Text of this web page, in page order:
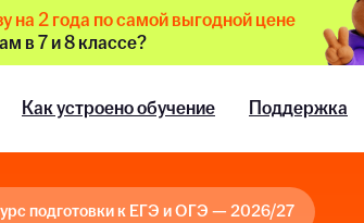
на 2 года по самой выгодной цене
в 7 и 8 классе?
Как устроено обучение Поддержка
подготовки к ЕГЭ и ОГЭ — 2026/27